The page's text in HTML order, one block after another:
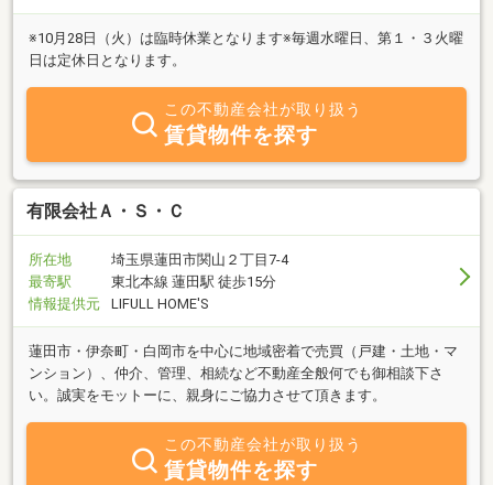
※10月28日（火）は臨時休業となります※毎週水曜日、第１・３火曜
日は定休日となります。
この不動産会社が取り扱う
賃貸物件を探す
有限会社Ａ・Ｓ・Ｃ
所在地
埼玉県蓮田市関山２丁目7-4
最寄駅
東北本線 蓮田駅 徒歩15分
情報提供元
LIFULL HOME'S
蓮田市・伊奈町・白岡市を中心に地域密着で売買（戸建・土地・マ
ンション）、仲介、管理、相続など不動産全般何でも御相談下さ
い。誠実をモットーに、親身にご協力させて頂きます。
この不動産会社が取り扱う
賃貸物件を探す